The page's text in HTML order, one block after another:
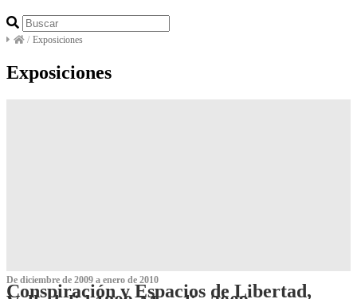
/ Exposiciones
Exposiciones
De diciembre de 2009 a enero de 2010
Conspiración y Espacios de Libertad,